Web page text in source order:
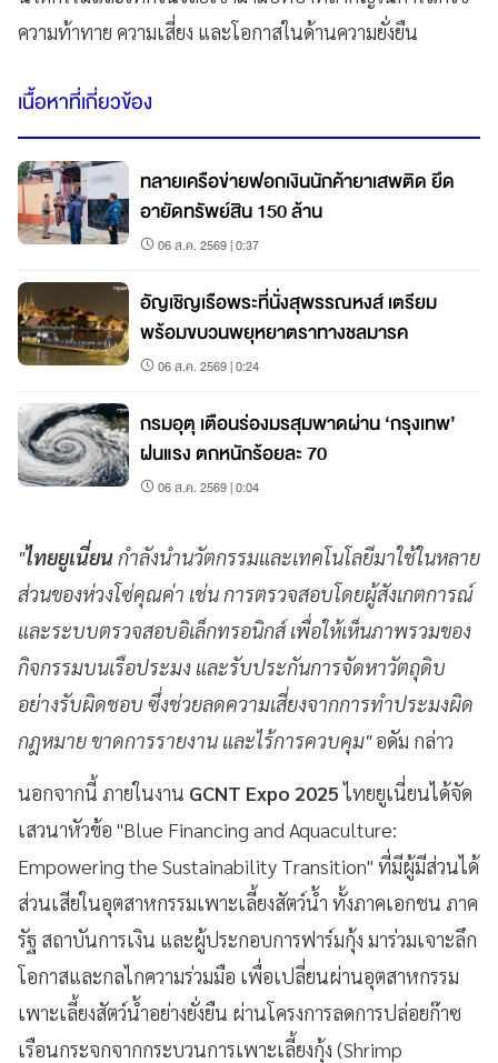
ความท้าทาย ความเสี่ยง และโอกาสในด้านความยั่งยืน
เนื้อหาที่เกี่ยวข้อง
ทลายเครือข่ายฟอกเงินนักค้ายาเสพติด ยึด
อายัดทรัพย์สิน 150 ล้าน
06 ส.ค. 2569 | 0:37
อัญเชิญเรือพระที่นั่งสุพรรณหงส์ เตรียม
พร้อมขบวนพยุหยาตราทางชลมารค
06 ส.ค. 2569 | 0:24
กรมอุตุ เตือนร่องมรสุมพาดผ่าน ‘กรุงเทพ’
ฝนแรง ตกหนักร้อยละ 70
06 ส.ค. 2569 | 0:04
"ไทยยูเนี่ยน กำลังนำนวัตกรรมและเทคโนโลยีมาใช้ในหลาย
ส่วนของห่วงโซ่คุณค่า เช่น การตรวจสอบโดยผู้สังเกตการณ์
และระบบตรวจสอบอิเล็กทรอนิกส์ เพื่อให้เห็นภาพรวมของ
กิจกรรมบนเรือประมง และรับประกันการจัดหาวัตถุดิบ
อย่างรับผิดชอบ ซึ่งช่วยลดความเสี่ยงจากการทำประมงผิด
กฎหมาย ขาดการรายงาน และไร้การควบคุม"อดัม กล่าว
นอกจากนี้ ภายในงาน GCNT Expo 2025ไทยยูเนี่ยนได้จัด
เสวนาหัวข้อ "Blue Financing and Aquaculture:
Empowering the Sustainability Transition" ที่มีผู้มีส่วนได้
ส่วนเสียในอุตสาหกรรมเพาะเลี้ยงสัตว์น้ำ ทั้งภาคเอกชน ภาค
รัฐ สถาบันการเงิน และผู้ประกอบการฟาร์มกุ้ง มาร่วมเจาะลึก
โอกาสและกลไกความร่วมมือ เพื่อเปลี่ยนผ่านอุตสาหกรรม
เพาะเลี้ยงสัตว์น้ำอย่างยั่งยืน ผ่านโครงการลดการปล่อยก๊าซ
เรือนกระจกจากกระบวนการเพาะเลี้ยงกุ้ง (Shrimp